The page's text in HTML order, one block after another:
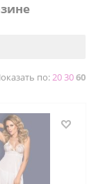
по:203060